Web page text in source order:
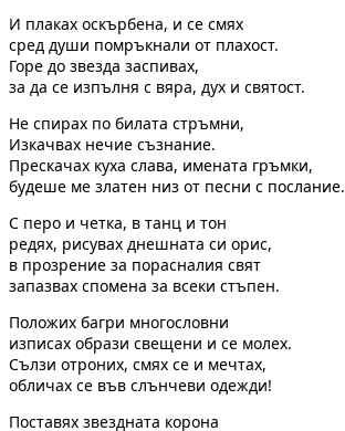
И плаках оскърбена, и се смях
сред души помръкнали от плахост.
Горе до звезда заспивах,
за да се изпълня с вяра, дух и святост.
Не спирах по билата стръмни,
Изкачвах нечие съзнание.
Прескачах куха слава, имената гръмки,
будеше ме златен низ от песни с послание.
С перо и четка, в танц и тон
редях, рисувах днешната си орис,
в прозрение за порасналия свят
запазвах спомена за всеки стъпен.
Положих багри многословни
изписах образи свещени и се молех.
Сълзи отроних, смях се и мечтах,
обличах се във слънчеви одежди!
Поставях звездната корона